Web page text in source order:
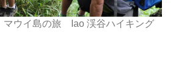
マウイ島の旅 Iao 渓谷ハイキング